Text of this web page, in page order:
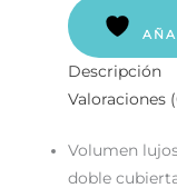
Descripción
Valoraciones
Volumen
doble